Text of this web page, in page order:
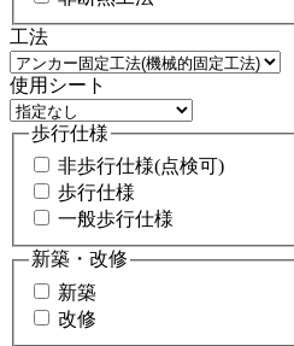
工法
使用シート
歩行仕様
非歩行仕様(点検可)
歩行仕様
一般歩行仕様
新築・改修
新築
改修